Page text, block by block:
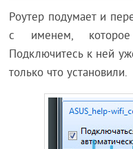
Роутер подумает и
с именем,
Подключитесь к ней
только что установили.